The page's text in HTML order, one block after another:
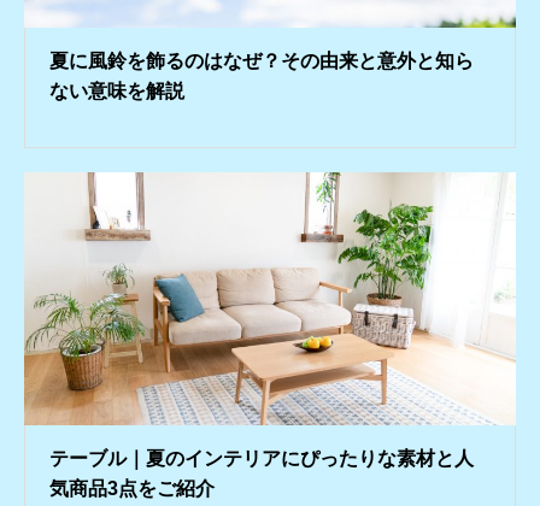
夏に風鈴を飾るのはなぜ？その由来と意外と知ら
ない意味を解説
テーブル｜夏のインテリアにぴったりな素材と人
気商品3点をご紹介